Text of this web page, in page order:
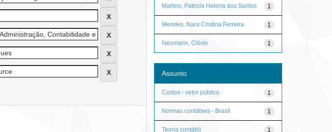
1
Martins, Patricia Helena dos Santos
1
Mendes, Nara Cristina Ferreira
1
Neumann, Clóvis
Assunto
1
Custos - setor público
1
Normas contábeis - Brasil
1
Teoria contábil